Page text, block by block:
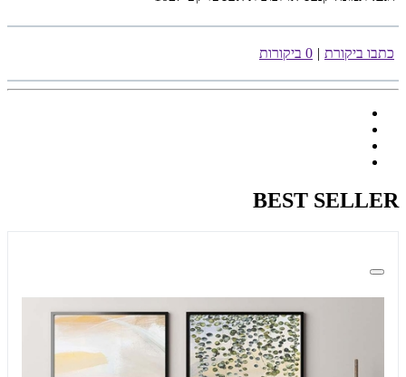
כתבו ביקורת | 0 ביקורות
BEST SELLER